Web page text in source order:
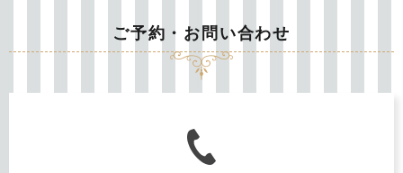
ご予約・お問い合わせ